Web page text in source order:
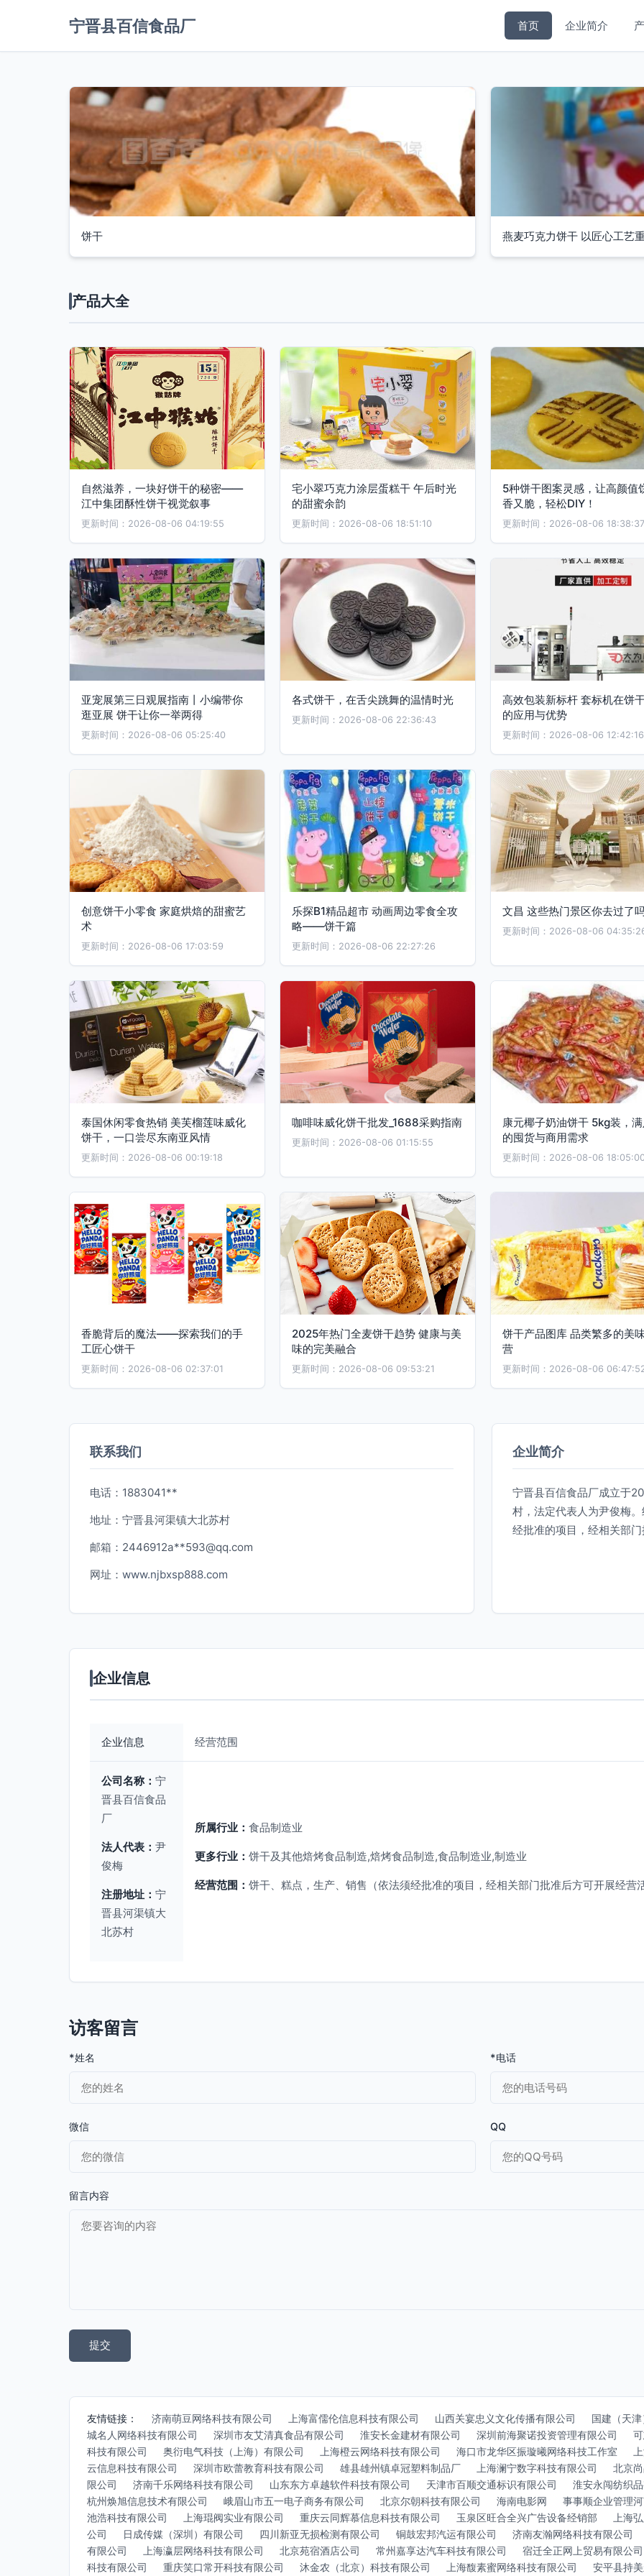
宁晋县百信食品厂 首页 企业简介
饼干 燕麦巧克力饼干 以匠心工艺
产品大全
自然滋养，一块好饼干的秘密——
江中集团酥性饼干视觉叙事
更新时间：2026-08-06 04:19:55
宅小翠巧克力涂层蛋糕干 午后时光
的甜蜜余韵
更新时间：2026-08-06 18:51:10
5种饼干图案灵感，让高颜值
香又脆，轻松DIY！
更新时间：2026-08-06 18:38:37
亚宠展第三日观展指南丨小编带你
逛亚展 饼干让你一举两得
更新时间：2026-08-06 05:25:40
各式饼干，在舌尖跳舞的温情时光
更新时间：2026-08-06 22:36:43
高效包装新标杆 套标机在饼
的应用与优势
更新时间：2026-08-06 12:42:16
创意饼干小零食 家庭烘焙的甜蜜艺
术
更新时间：2026-08-06 17:03:59
乐探B1精品超市 动画周边零食全攻
略——饼干篇
更新时间：2026-08-06 22:27:26
文昌 这些热门景区你去过了
更新时间：2026-08-06
泰国休闲零食热销 美芙榴莲味威化
饼干，一口尝尽东南亚风情
更新时间：2026-08-06 00:19:18
咖啡味威化饼干批发_1688采购指南
更新时间：2026-08-06 01:15:55
康元椰子奶油饼干 5kg装，
的囤货与商用需求
更新时间：2026-08-06
香脆背后的魔法——探索我们的手
工匠心饼干
更新时间：2026-08-06 02:37:01
2025年热门全麦饼干趋势 健康与美
味的完美融合
更新时间：2026-08-06 09:53:21
饼干产品图库 品类繁多的美
营
更新时间：2026-08-06
联系我们
电话：1883041**
地址：宁晋县河渠镇大北苏村
邮箱：2446912a**593@qq.com
网址： www.njbxsp888.com
企业简介
宁晋县百信食品厂成立于
村，法定代表人为尹俊梅
经批准的项目，经相关部
企业信息
企业信息 经营范围
公司名称： 宁
晋县百信食品
厂
法人代表： 尹
俊梅
注册地址： 宁
晋县河渠镇大
北苏村
所属行业： 食品制造业
更多行业： 饼干及其他焙烤食品制造,焙烤食品制造,食品制造业,制造业
经营范围： 饼干、糕点，生产、销售（依法须经批准的项目，经相关部门批准后方可开展经营
访客留言
*姓名 *电话
微信 QQ
留言内容
友情链接： 济南萌豆网络科技有限公司 上海富儒伦信息科技有限公司 山西关宴忠义文化传播有限公司
国建（天
城名人网络科技有限公司
深圳市友艾清真食品有限公司 淮安长金建材有限公司 深圳前海聚诺投资管理有限公司
科技有限公司
奥衍电气科技（上海）有限公司 上海橙云网络科技有限公司 海口市龙华区振璇曦网络科技工作室
云信息科技有限公司
深圳市欧蕾教育科技有限公司 雄县雄州镇卓冠塑料制品厂 上海澜宁数字科技有限公司
北京
限公司
济南千乐网络科技有限公司 山东东方卓越软件科技有限公司 天津市百顺交通标识有限公司
淮安永闯纺织
杭州焕旭信息技术有限公司
峨眉山市五一电子商务有限公司 北京尔朝科技有限公司 海南电影网
事事顺企业管理
池浩科技有限公司
上海琨阀实业有限公司 重庆云同辉慕信息科技有限公司 玉泉区旺合全兴广告设备经销部
上海
公司
日成传媒（深圳）有限公司 四川新亚无损检测有限公司 铜鼓宏邦汽运有限公司
济南友瀚网络科技有限公司
有限公司
上海瀛层网络科技有限公司 北京苑宿酒店公司 常州嘉享达汽车科技有限公司
宿迁全正网上贸易有限公司
科技有限公司
重庆笑口常开科技有限公司 沐金农（北京）科技有限公司 上海馥素蜜网络科技有限公司 安平县持